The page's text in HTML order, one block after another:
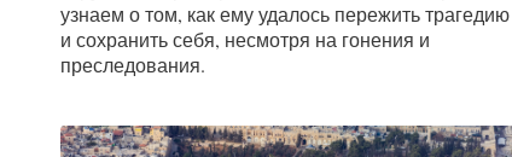
узнаем о том, как ему удалось пережить трагедию
и сохранить себя, несмотря на гонения и
преследования.